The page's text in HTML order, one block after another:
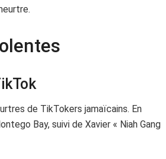
de TikTokers jamaïcains. En
Bay, suivi de Xavier « Niah Gang